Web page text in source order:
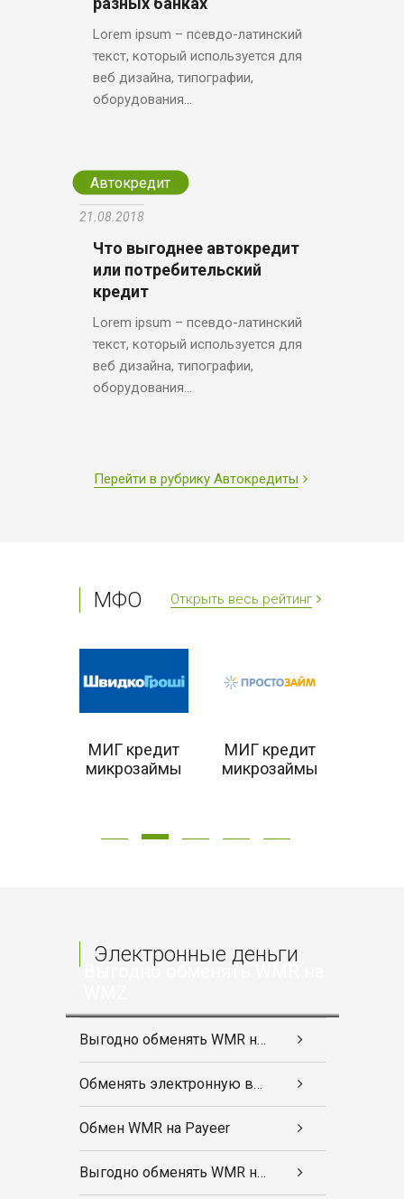
Lorem ipsum – псевдо-латинский
текст, который используется для
веб дизайна, типографии,
оборудования...
Автокредит
21.08.2018
Что выгоднее автокредит
или потребительский
кредит
Lorem ipsum – псевдо-латинский
текст, который используется для
веб дизайна, типографии,
оборудования...
Перейти в рубрику Автокредиты
МФО Открыть весь рейтинг
МИГ кредит
микрозаймы
МИГ кредит
микрозаймы
Электронные деньги
Выгодно обменять WMR на
Выгодно обменять WMR на WMZ
Обменять электронную валюту
Обмен WMR на Payeer
Выгодно обменять WMR на WMZ очень длинный заголовок Lorem ipsum dolor sit amet, consectetur adipisicing elit. Dolorem expedita incidunt praesentium reprehenderit saepe! Beatae cum distinctio, dolore doloremque esse facilis natus nihil possimus rerum temporibus! Corporis minus tempore veniam.